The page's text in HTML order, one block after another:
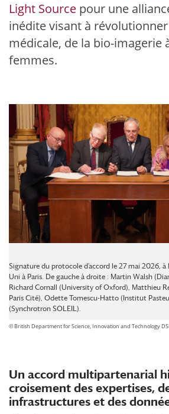
Light Source pour une
inédite visant à
médicale, de la bio-imagerie
femmes.
Signature du protocole d’accord le 27 mai 2026, à
Uni à Paris. De gauche à droite : Martin Walsh
Richard Cornall (University of Oxford), Matthieu
Paris Cité), Odette Tomescu-Hatto (Institut
(Synchrotron SOLEIL).
© British Department for Science, Innovation and Technology
Un accord multipartenarial
croisement des expertises,
infrastructures et des